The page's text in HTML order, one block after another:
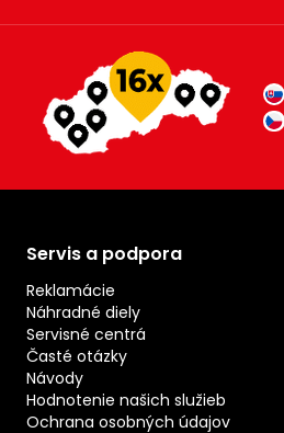
Servis a podpora
Reklamácie
Náhradné diely
Servisné centrá
Časté otázky
Návody
Hodnotenie našich služieb
Ochrana osobných údajov